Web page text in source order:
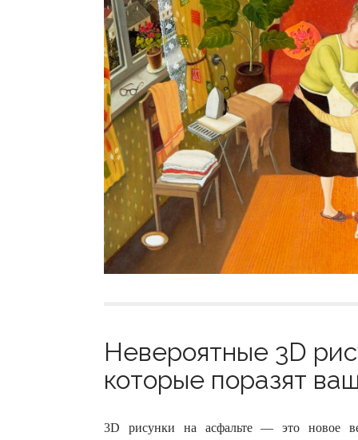
Невероятные 3D
которые поразят
3D рисунки на асфальте — это новое